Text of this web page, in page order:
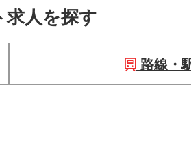
求人を探す
路線・